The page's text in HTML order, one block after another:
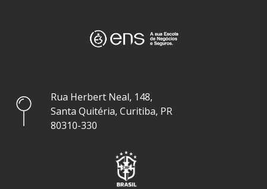
Rua Herbert Neal, 148,
Santa Quitéria, Curitiba, PR
80310-330